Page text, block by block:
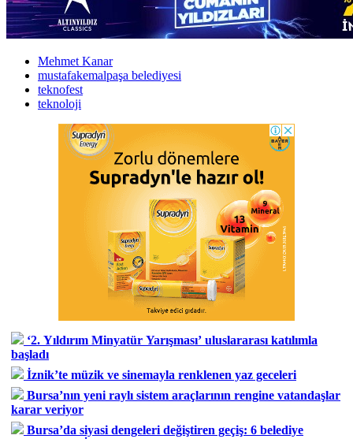
Mehmet Kanar
mustafakemalpaşa belediyesi
teknofest
teknoloji
‘2. Yıldırım Minyatür Yarışması’ uluslararası katılımla
başladı
İznik’te müzik ve sinemayla renklenen yaz geceleri
Bursa’nın yeni raylı sistem araçlarının rengine vatandaşlar
karar veriyor
Bursa’da siyasi dengeleri değiştiren geçiş: 6 belediye